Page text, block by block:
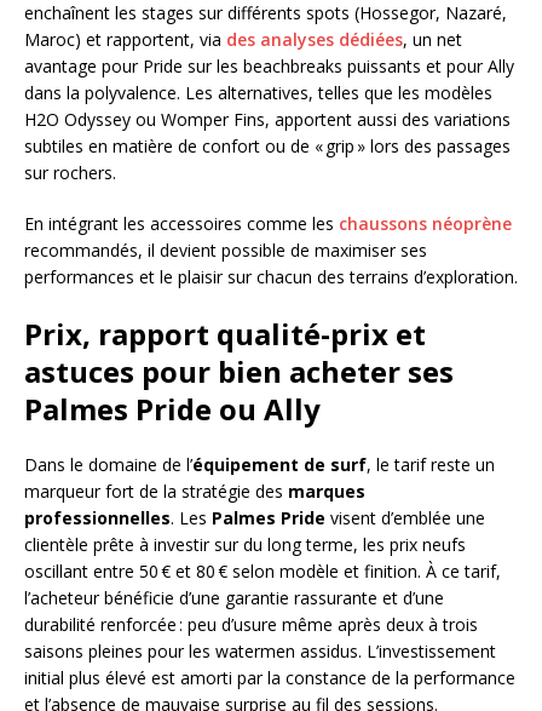
enchaînent les stages sur différents spots (Hossegor, Nazaré,
Maroc) et rapportent, via des analyses dédiées, un net
avantage pour Pride sur les beachbreaks puissants et pour Ally
dans la polyvalence. Les alternatives, telles que les modèles
H2O Odyssey ou Womper Fins, apportent aussi des variations
subtiles en matière de confort ou de « grip » lors des passages
sur rochers.
En intégrant les accessoires comme les chaussons néoprène
recommandés, il devient possible de maximiser ses
performances et le plaisir sur chacun des terrains d’exploration.
Prix, rapport qualité-prix et
astuces pour bien acheter ses
Palmes Pride ou Ally
Dans le domaine de l’équipement de surf, le tarif reste un
marqueur fort de la stratégie des marques
professionnelles. Les Palmes Pride visent d’emblée une
clientèle prête à investir sur du long terme, les prix neufs
oscillant entre 50 € et 80 € selon modèle et finition. À ce tarif,
l’acheteur bénéficie d’une garantie rassurante et d’une
durabilité renforcée : peu d’usure même après deux à trois
saisons pleines pour les watermen assidus. L’investissement
initial plus élevé est amorti par la constance de la performance
et l’absence de mauvaise surprise au fil des sessions.